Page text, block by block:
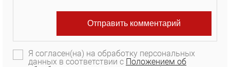
Я согласен(на) на обработку персональных
данных в соответствии с Положением об